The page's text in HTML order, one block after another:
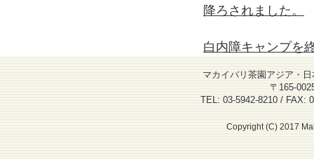
降ろされました。
白内障キャンプを
マカイバリ茶園アジア・
〒165-
TEL: 03-5942-8210 / FAX:
Copyright (C) 2017